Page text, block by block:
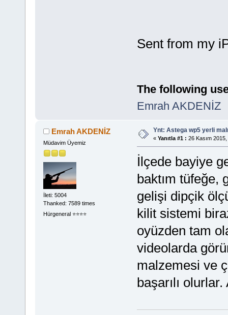
Sent from my
The following
Emrah AKDENİZ
Emrah AKDENİZ
Müdavim Üyemiz
İleti: 5004
Thanked: 7589 times
Hürgeneral ⭐️⭐️⭐️⭐️
Ynt: Astega wp5 yerli
« Yanıtla #1 : 26 Kasım
İlçede bayiye
baktım tüfeğe,
gelişi dipçik
kilit sistemi
oyüzden tam
videolarda
malzemesi ve
başarılı